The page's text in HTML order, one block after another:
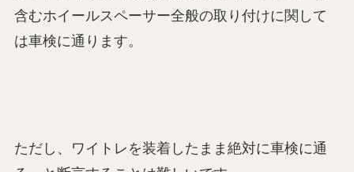
含むホイールスペーサー全般の取り付けに関して
は車検に通ります。
ただし、ワイトレを装着したまま絶対に車検に通